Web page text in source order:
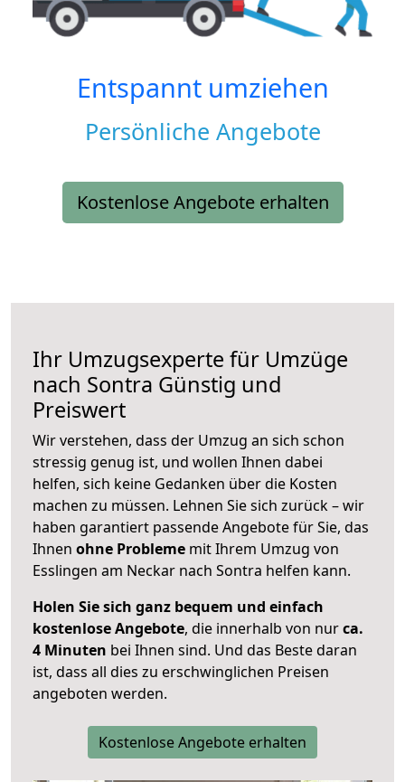
Entspannt umziehen
Persönliche Angebote
Kostenlose Angebote erhalten
Ihr Umzugsexperte für Umzüge
nach Sontra Günstig und
Preiswert
Wir verstehen, dass der Umzug an sich schon
stressig genug ist, und wollen Ihnen dabei
helfen, sich keine Gedanken über die Kosten
machen zu müssen. Lehnen Sie sich zurück – wir
haben garantiert passende Angebote für Sie, das
Ihnen ohne Probleme mit Ihrem Umzug von
Esslingen am Neckar nach Sontra helfen kann.
Holen Sie sich ganz bequem und einfach
kostenlose Angebote, die innerhalb von nurca.
4 Minuten bei Ihnen sind. Und das Beste daran
ist, dass all dies zu erschwinglichen Preisen
angeboten werden.
Kostenlose Angebote erhalten